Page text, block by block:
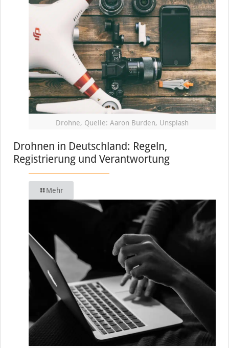
Drohne, Quelle: Aaron Burden, Unsplash
Drohnen in Deutschland: Regeln,
Registrierung und Verantwortung
Mehr